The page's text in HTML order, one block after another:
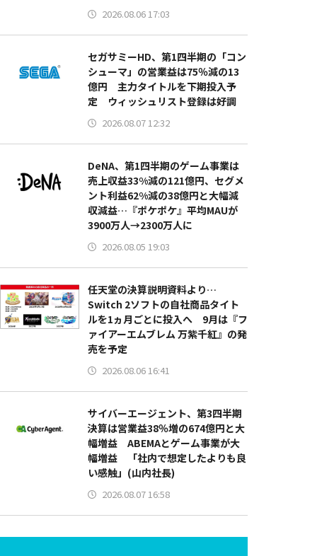
2026.08.06 17:03
セガサミーHD、第1四半期の「コン
シューマ」の営業益は75％減の13
億円 主力タイトルを下期投入予
定 ウィッシュリスト登録は好調
2026.08.07 12:32
DeNA、第1四半期のゲーム事業は
売上収益33%減の121億円、セグメ
ント利益62%減の38億円と大幅減
収減益…『ポケポケ』平均MAUが
3900万人→2300万人に
2026.08.05 19:03
任天堂の決算説明資料より…
Switch 2ソフトの自社商品タイト
ルを1ヵ月ごとに投入へ 9月は『フ
ァイアーエムブレム 万紫千紅』の発
売を予定
2026.08.06 16:41
サイバーエージェント、第3四半期
決算は営業益38％増の674億円と大
幅増益 ABEMAとゲーム事業が大
幅増益 「社内で想定したよりも良
い感触」(山内社長)
2026.08.07 16:58